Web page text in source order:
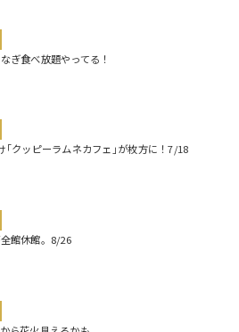
ぎ食べ放題やってる！
｢クッピーラムネカフェ｣が枚方に！7/18
館休館。8/26